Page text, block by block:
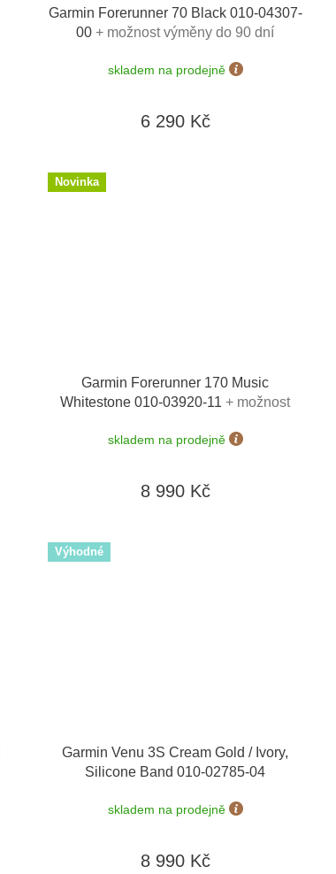
Garmin Forerunner 70 Black 010-04307-
00+ možnost výměny do 90 dní
skladem na prodejně
6 290 Kč
Novinka
Garmin Forerunner 170 Music
Whitestone 010-03920-11+ možnost
skladem na prodejně
8 990 Kč
Výhodné
Garmin Venu 3S Cream Gold / Ivory,
Silicone Band 010-02785-04
skladem na prodejně
8 990 Kč